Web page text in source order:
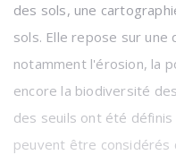
des sols, une
sols. Elle repose sur une
notamment l'érosion, la
encore la biodiversité
des seuils ont été
peuvent être considérés